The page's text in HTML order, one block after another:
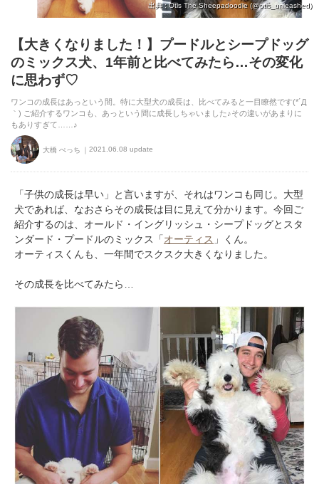
出典 : Otis The Sheepadoodle (@otis_unleashed)
【大きくなりました！】プードルとシープドッグ
のミックス犬、1年前と比べてみたら…その変化
に思わず♡
ワンコの成長はあっという間。特に大型犬の成長は、比べてみると一目瞭然です(*´Д
｀) ご紹介するワンコも、あっという間に成長しちゃいました♪その違いがあまりに
もありすぎて……♪
大橋 ぺっち 2021.06.08 update
「子供の成長は早い」と言いますが、それはワンコも同じ。大型
犬であれば、なおさらその成長は目に見えて分かります。今回ご
紹介するのは、オールド・イングリッシュ・シープドッグとスタ
ンダード・プードルのミックス「オーティス 」くん。
オーティスくんも、一年間でスクスク大きくなりました。
その成長を比べてみたら…